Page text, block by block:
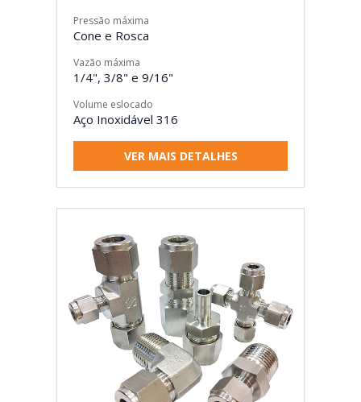
Pressão máxima
Cone e Rosca
Vazão máxima
1/4", 3/8" e 9/16"
Volume eslocado
Aço Inoxidável 316
VER MAIS DETALHES